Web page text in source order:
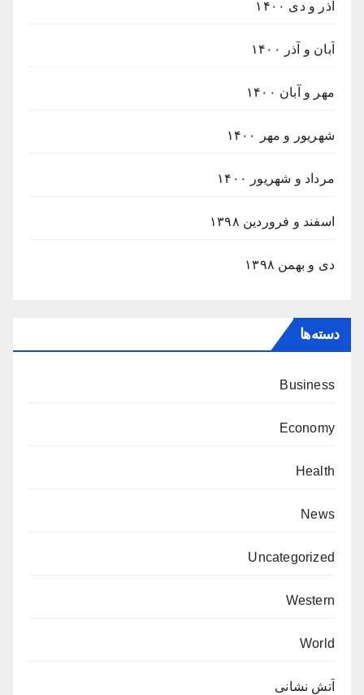
آذر و دی ۱۴۰۰
آبان و آذر ۱۴۰۰
مهر و آبان ۱۴۰۰
شهریور و مهر ۱۴۰۰
مرداد و شهریور ۱۴۰۰
اسفند و فروردین ۱۳۹۸
دی و بهمن ۱۳۹۸
دسته‌ها
Business
Economy
Health
News
Uncategorized
Western
World
آتش نشانی